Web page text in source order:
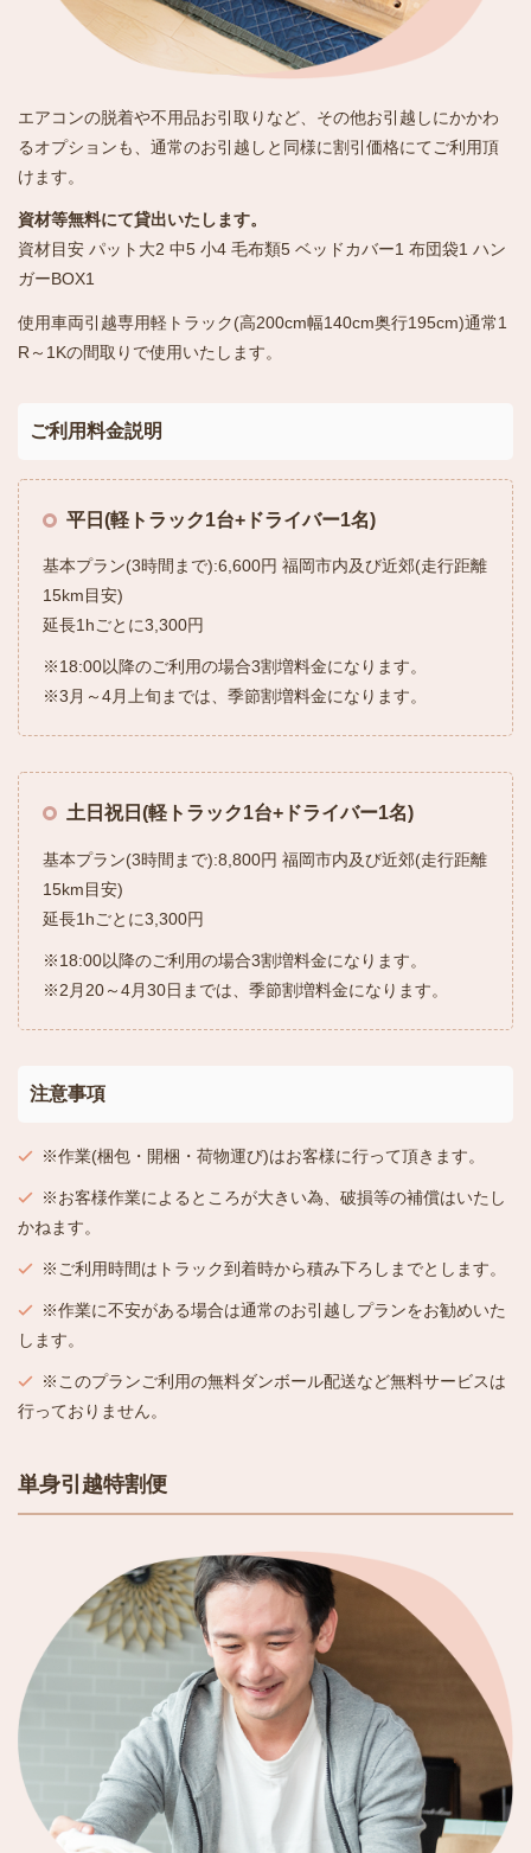
エアコンの脱着や不用品お引取りなど、その他お引越しにかかわ
るオプションも、通常のお引越しと同様に割引価格にてご利用頂
けます。
資材等無料にて貸出いたします。
資材目安 パット大2 中5 小4 毛布類5 ベッドカバー1 布団袋1 ハン
ガーBOX1
使用車両引越専用軽トラック(高200cm幅140cm奥行195cm)通常1
R～1Kの間取りで使用いたします。
ご利用料金説明
平日(軽トラック1台+ドライバー1名)
基本プラン(3時間まで):6,600円 福岡市内及び近郊(走行距離
15km目安)
延長1hごとに3,300円
※18:00以降のご利用の場合3割増料金になります。
※3月～4月上旬までは、季節割増料金になります。
土日祝日(軽トラック1台+ドライバー1名)
基本プラン(3時間まで):8,800円 福岡市内及び近郊(走行距離
15km目安)
延長1hごとに3,300円
※18:00以降のご利用の場合3割増料金になります。
※2月20～4月30日までは、季節割増料金になります。
注意事項
※作業(梱包・開梱・荷物運び)はお客様に行って頂きます。
※お客様作業によるところが大きい為、破損等の補償はいたし
かねます。
※ご利用時間はトラック到着時から積み下ろしまでとします。
※作業に不安がある場合は通常のお引越しプランをお勧めいた
します。
※このプランご利用の無料ダンボール配送など無料サービスは
行っておりません。
単身引越特割便